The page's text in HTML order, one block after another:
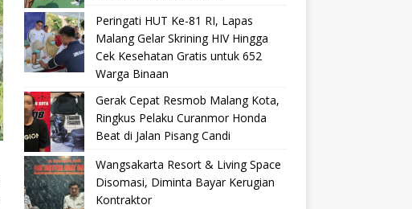
Peringati HUT Ke-81 RI, Lapas
Malang Gelar Skrining HIV Hingga
Cek Kesehatan Gratis untuk 652
Warga Binaan
Gerak Cepat Resmob Malang Kota,
Ringkus Pelaku Curanmor Honda
Beat di Jalan Pisang Candi
Wangsakarta Resort & Living Space
Disomasi, Diminta Bayar Kerugian
Kontraktor